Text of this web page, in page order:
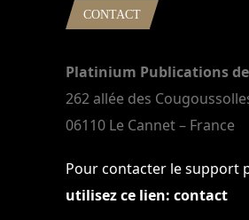
CONTACT
Platinium Publications de
262 allée des
06110 Le Cannet – France
Pour contacter le support
utilisez ce lien: contact